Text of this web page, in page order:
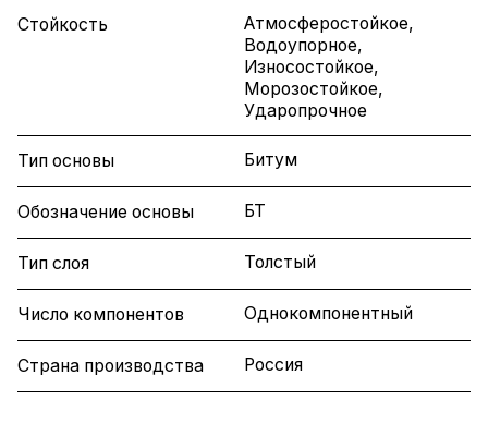
Стойкость
Атмосферостойкое,
Водоупорное,
Износостойкое,
Морозостойкое,
Ударопрочное
Тип основы Битум
Обозначение основы БТ
Тип слоя Толстый
Число компонентов Однокомпонентный
Страна производства Россия